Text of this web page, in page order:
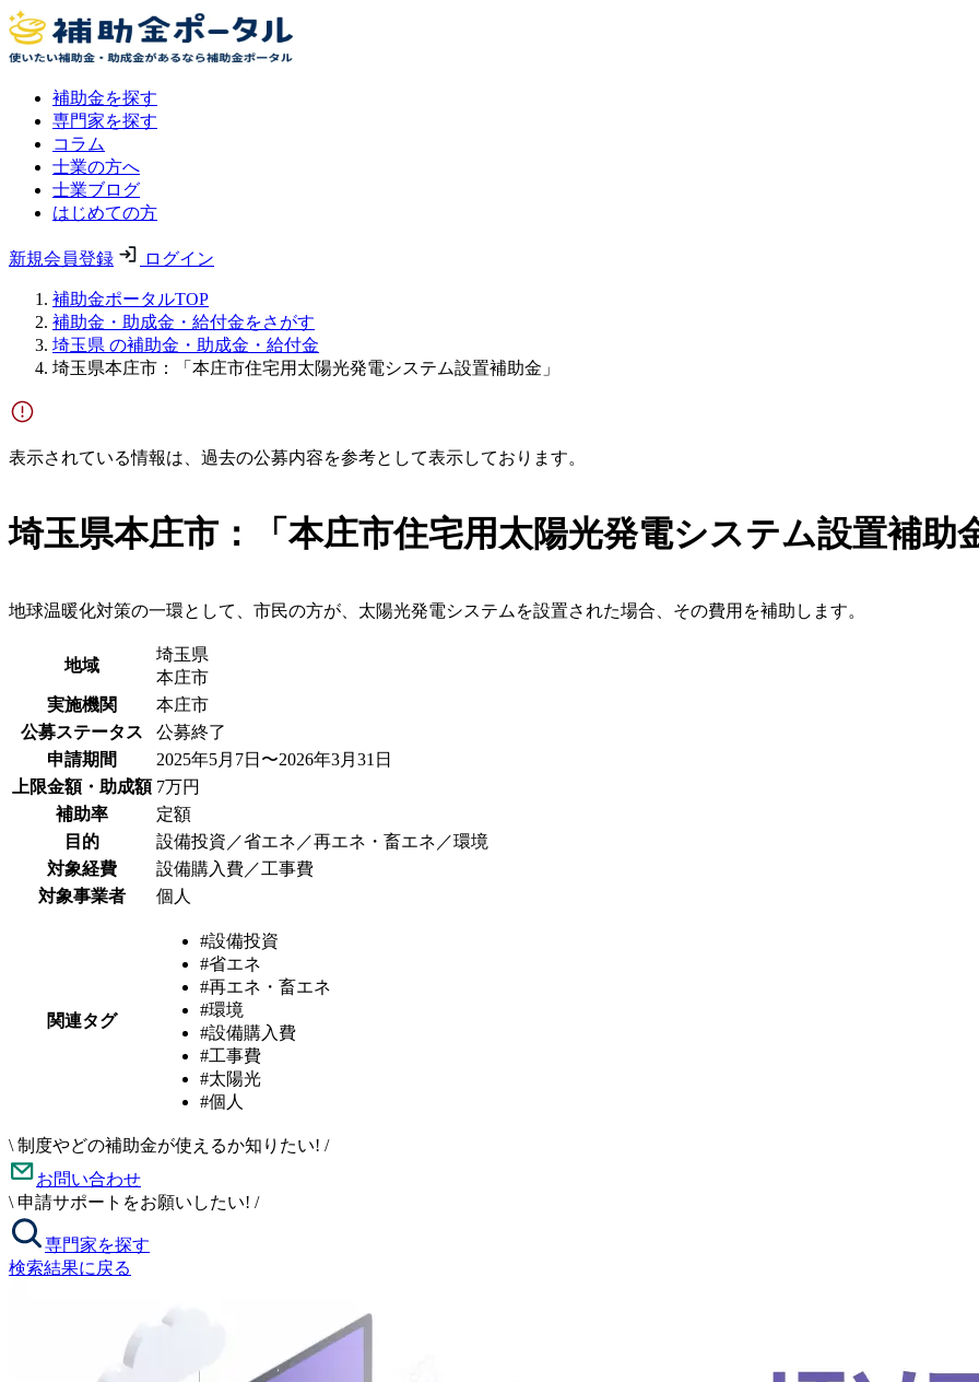
補助金を探す
専門家を探す
コラム
士業の方へ
士業ブログ
はじめての方
新規会員登録 ログイン
補助金ポータルTOP
補助金・助成金・給付金をさがす
埼玉県 の補助金・助成金・給付金
埼玉県本庄市：「本庄市住宅用太陽光発電システム設置補助金」
表示されている情報は、過去の公募内容を参考として表示しております。
埼玉県本庄市：「本庄市住宅用太陽光発電システム設置補助
地球温暖化対策の一環として、市民の方が、太陽光発電システムを設置された場合、その費用を補助します。
地域
埼玉県
本庄市
実施機関
本庄市
公募ステータス
公募終了
申請期間
2025年5月7日〜2026年3月31日
上限金額・助成額 7万円
補助率
定額
目的
設備投資／省エネ／再エネ・畜エネ／環境
対象経費
設備購入費／工事費
対象事業者
個人
関連タグ
#設備投資
#省エネ
#再エネ・畜エネ
#環境
#設備購入費
#工事費
#太陽光
#個人
\ 制度やどの補助金が使えるか知りたい! /
お問い合わせ
\ 申請サポートをお願いしたい! /
専門家を探す
検索結果に戻る